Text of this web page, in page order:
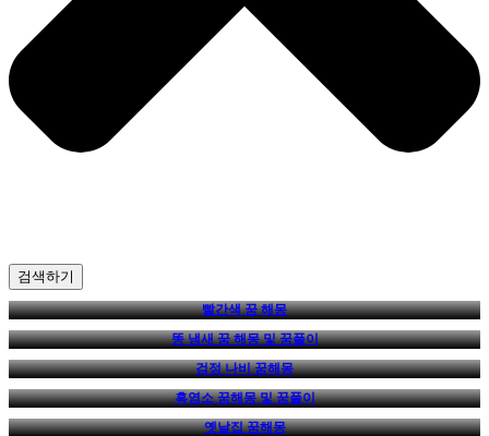
검색하기
빨간색 꿈 해몽
똥 냄새 꿈 해몽 및 꿈풀이
검정 나비 꿈해몽
흑염소 꿈해몽 및 꿈풀이
옛날집 꿈해몽